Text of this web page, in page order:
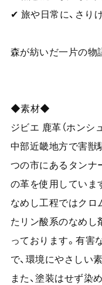
✔ 旅や日常に、さり
森が紡いだ一片の物
◆素材◆
ジビエ 鹿革（ホンシ
中部近畿地方で害獣
つの市にあるタンナ
の革を使用していま
なめし工程ではクロ
たリン酸系のなめし
っております。有害
で、環境にやさしい
また、塗装はせず染